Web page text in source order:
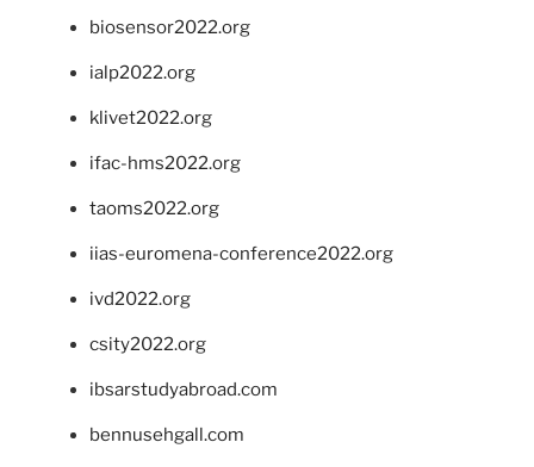
biosensor2022.org
ialp2022.org
klivet2022.org
ifac-hms2022.org
taoms2022.org
iias-euromena-conference2022.org
ivd2022.org
csity2022.org
ibsarstudyabroad.com
bennusehgall.com